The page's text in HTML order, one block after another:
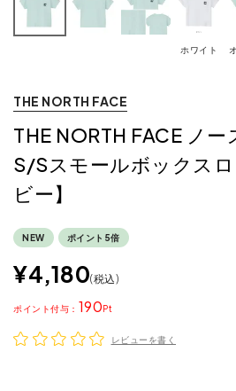
ホワイト
THE NORTH FACE
THE NORTH FACE ノー
S/Sスモールボックス
ビー】
NEW ポイント5倍
¥4,180 税込
190
ポイント
レビューを書く